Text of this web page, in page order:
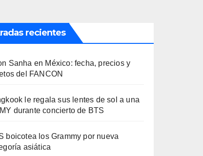
recientes
Sanha en México: fecha, precios y
del FANCON
le regala sus lentes de sol a una
durante concierto de BTS
boicotea los Grammy por nueva
asiática